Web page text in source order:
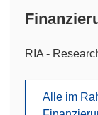
RIA -
Alle im